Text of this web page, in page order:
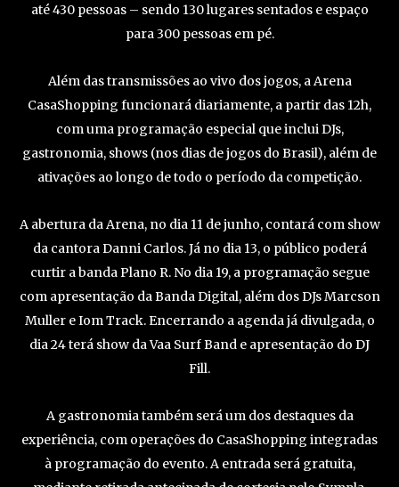
até 430 pessoas – sendo 130 lugares sentados e espaço
para 300 pessoas em pé.
Além das transmissões ao vivo dos jogos, a Arena
CasaShopping funcionará diariamente, a partir das 12h,
com uma programação especial que inclui DJs,
gastronomia, shows (nos dias de jogos do Brasil), além de
ativações ao longo de todo o período da competição.
A abertura da Arena, no dia 11 de junho, contará com show
da cantora Danni Carlos. Já no dia 13, o público poderá
curtir a banda Plano R. No dia 19, a programação segue
com apresentação da Banda Digital, além dos DJs Marcson
Muller e Iom Track. Encerrando a agenda já divulgada, o
dia 24 terá show da Vaa Surf Band e apresentação do DJ
Fill.
A gastronomia também será um dos destaques da
experiência, com operações do CasaShopping integradas
à programação do evento. A entrada será gratuita,